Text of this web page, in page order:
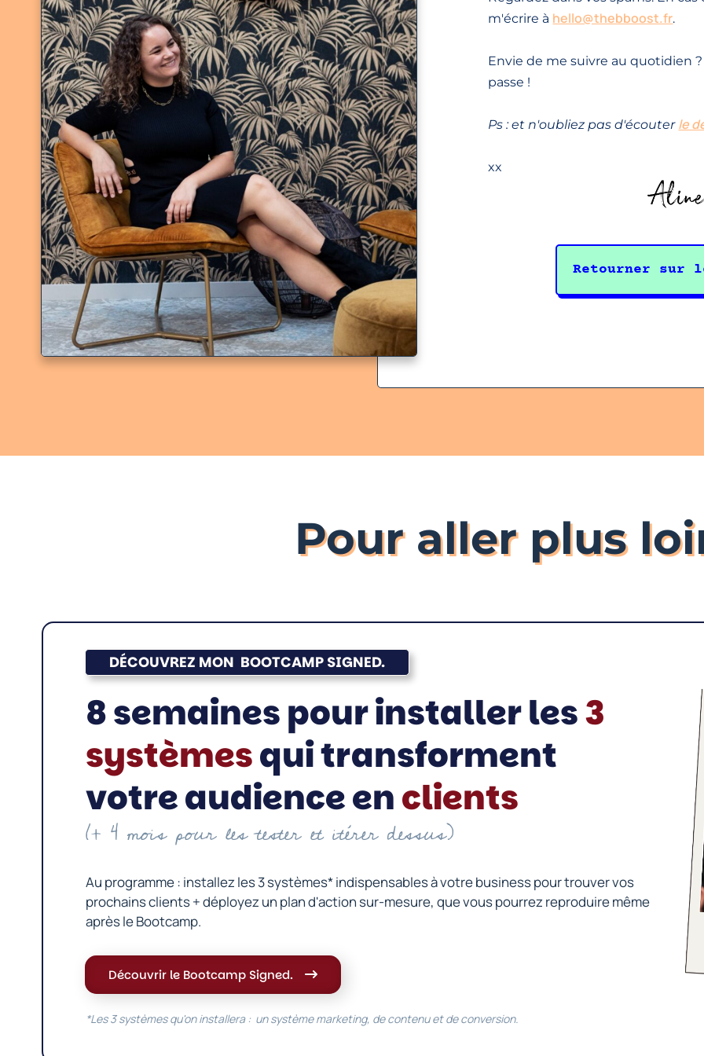
m'écrire à hello@thebboost.fr.
Envie de me suivre au quotidien
passe !
Ps : et n'oubliez pas d'écouter le
xx
Retourner sur
Pour aller plus
DÉCOUVREZ MON BOOTCAMP SIGNED.
8 semaines pour installer les3
systèmesqui transforment
votreaudienceenclients
(+ 4 mois pour les tester et itérer dessus)
Au programme : installez les 3 systèmes* indispensables à votre business pour trouver vos
prochains clients + déployez un plan d'action sur-mesure, que vous pourrez reproduire même
après le Bootcamp.
Découvrir le Bootcamp Signed.
*Les 3 systèmes qu'on installera : un système marketing, de contenu et de conversion.